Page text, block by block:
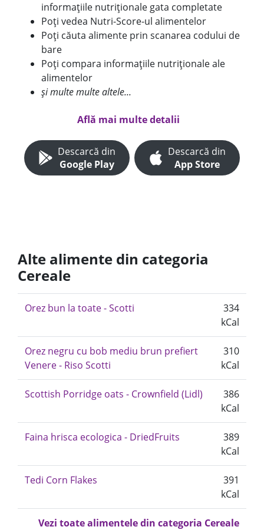
informațiile nutriționale gata completate
Poți vedea Nutri-Score-ul alimentelor
Poți căuta alimente prin scanarea codului de
bare
Poți compara informațiile nutriționale ale
alimentelor
și multe multe altele...
Află mai multe detalii
Descarcă din
Google Play
Descarcă din
App Store
Alte alimente din categoria
Cereale
Orez bun la toate - Scotti
334
kCal
Orez negru cu bob mediu brun prefiert
Venere - Riso Scotti
310
kCal
Scottish Porridge oats - Crownfield (Lidl)
386
kCal
Faina hrisca ecologica - DriedFruits
389
kCal
Tedi Corn Flakes
391
kCal
Vezi toate alimentele din categoria Cereale